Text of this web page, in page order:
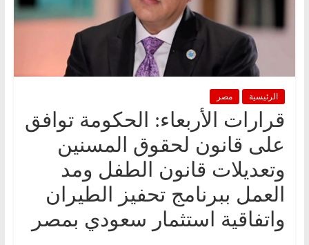
الرئيسية مصر
قرارات الأربعاء: ‏الحكومة توافق
على قانون لحقوق المسنين
وتعديلات قانون الطفل ومد
العمل ببرنامج تحفيز الطيران
واتفاقية استثمار سعودي بمصر